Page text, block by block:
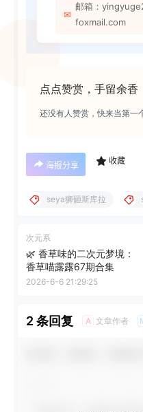
✉
邮箱：
foxmail.com
点点赞赏，手留余香
还没有人赞赏，快来当第一
海报分享 收藏
seya狮砸斯库拉
次元系
🌿 香草味的二次元梦境：
香草喵露露67期合集
2026-6-6 21:29:25
2 条回复 A 文章作者